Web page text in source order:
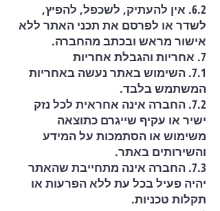
6.2. אין להעתיק, לשכפל, להפיץ,
לשדר או לפרסם את תכני האתר ללא
אישור מראש ובכתב מהחברה.
7. אחריות והגבלת אחריות
7.1. השימוש באתר נעשה באחריות
המשתמש בלבד.
7.2. החברה אינה אחראית לכל נזק
ישיר או עקיף שייגרם כתוצאה
משימוש או הסתמכות על המידע
והשירותים באתר.
7.3. החברה אינה מתחייבת שהאתר
יהיה פעיל בכל עת ללא הפרעות או
תקלות טכניות.